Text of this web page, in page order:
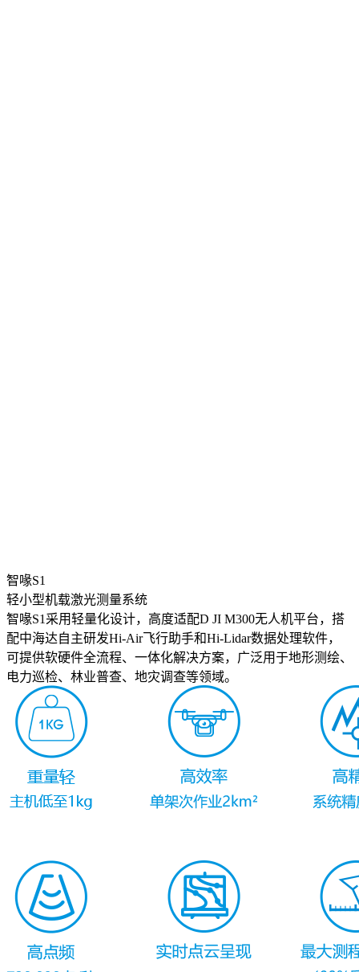
智喙S1
轻小型机载激光测量系统
智喙S1采用轻量化设计，高度适配D JI M300无人机平台，搭
配中海达自主研发Hi-Air飞行助手和Hi-Lidar数据处理软件，
可提供软硬件全流程、一体化解决方案，广泛用于地形测绘、
电力巡检、林业普查、地灾调查等领域。